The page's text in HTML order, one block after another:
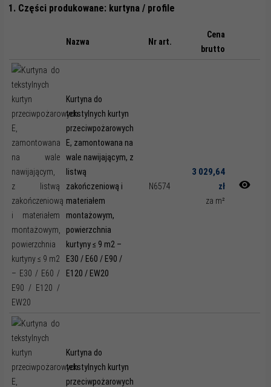
1. Części produkowane: kurtyna / profile
Nazwa Nr art.
Cena
brutto
Kurtyna do
tekstylnych kurtyn
przeciwpożarowych
E, zamontowana na
wale nawijającym, z
listwą
zakończeniową i
materiałem
montażowym,
powierzchnia
kurtyny ≤ 9 m2 –
E30 / E60 / E90 /
E120 / EW20
N6574
3 029,64
zł
za m²
Kurtyna do
tekstylnych kurtyn
przeciwpożarowych